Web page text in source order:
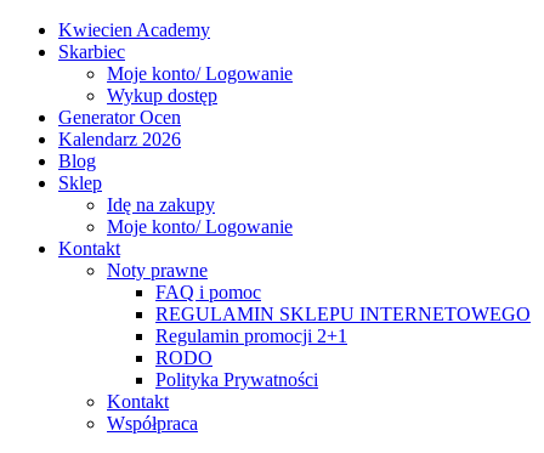
Kwiecien Academy
Skarbiec
Moje konto/ Logowanie
Wykup dostęp
Generator Ocen
Kalendarz 2026
Blog
Sklep
Idę na zakupy
Moje konto/ Logowanie
Kontakt
Noty prawne
FAQ i pomoc
REGULAMIN SKLEPU INTERNETOWEGO
Regulamin promocji 2+1
RODO
Polityka Prywatności
Kontakt
Współpraca